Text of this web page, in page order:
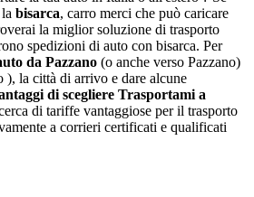
bisarca, carro merci che può caricare
la miglior soluzione di trasporto
spedizioni di auto con bisarca. Per
da Pazzano (o anche verso Pazzano)
), la città di arrivo e dare alcune
di scegliere Trasportami a
di tariffe vantaggiose per il trasporto
a corrieri certificati e qualificati